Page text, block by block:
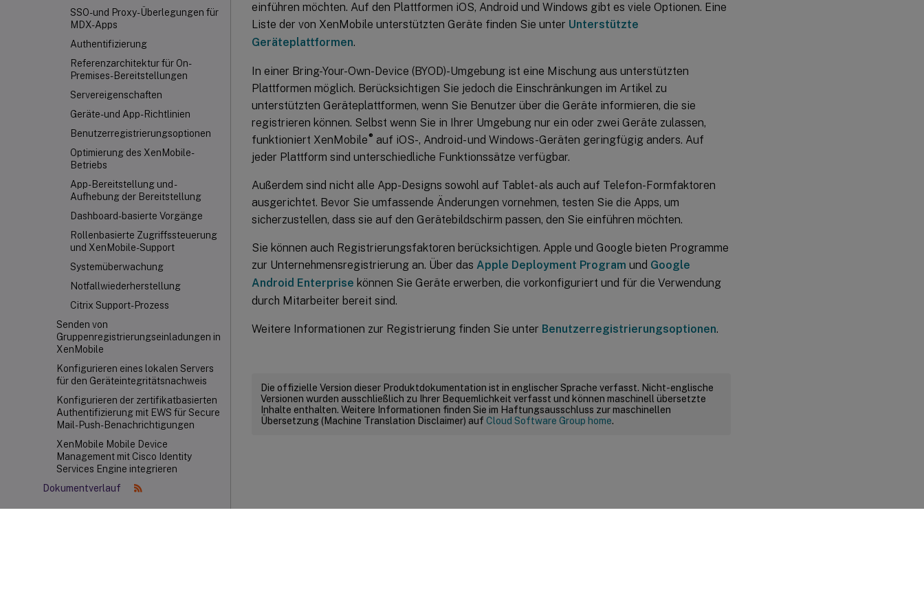
SSO- und Proxy-Überlegungen für
MDX-Apps
Authentifizierung
Referenzarchitektur für On-
Premises-Bereitstellungen
Servereigenschaften
Geräte- und App-Richtlinien
Benutzerregistrierungsoptionen
Optimierung des XenMobile-
Betriebs
App-Bereitstellung und -
Aufhebung der Bereitstellung
Dashboard-basierte Vorgänge
Rollenbasierte Zugriffssteuerung
und XenMobile-Support
Systemüberwachung
Notfallwiederherstellung
Citrix Support-Prozess
Senden von
Gruppenregistrierungseinladungen in
XenMobile
Konfigurieren eines lokalen Servers
für den Geräteintegritätsnachweis
Konfigurieren der zertifikatbasierten
Authentifizierung mit EWS für Secure
Mail-Push-Benachrichtigungen
XenMobile Mobile Device
Management mit Cisco Identity
Services Engine integrieren
Dokumentverlauf
einführen möchten. Auf den Plattformen iOS, Android und Windows gibt es viele Optionen. Eine
Liste der von XenMobile unterstützten Geräte finden Sie unter Unterstützte
Geräteplattformen.
In einer Bring-Your-Own-Device (BYOD)-Umgebung ist eine Mischung aus unterstützten
Plattformen möglich. Berücksichtigen Sie jedoch die Einschränkungen im Artikel zu
unterstützten Geräteplattformen, wenn Sie Benutzer über die Geräte informieren, die sie
registrieren können. Selbst wenn Sie in Ihrer Umgebung nur ein oder zwei Geräte zulassen,
funktioniert XenMobile® auf iOS-, Android- und Windows-Geräten geringfügig anders. Auf
jeder Plattform sind unterschiedliche Funktionssätze verfügbar.
Außerdem sind nicht alle App-Designs sowohl auf Tablet- als auch auf Telefon-Formfaktoren
ausgerichtet. Bevor Sie umfassende Änderungen vornehmen, testen Sie die Apps, um
sicherzustellen, dass sie auf den Gerätebildschirm passen, den Sie einführen möchten.
Sie können auch Registrierungsfaktoren berücksichtigen. Apple und Google bieten Programme
zur Unternehmensregistrierung an. Über das Apple Deployment Program und Google
Android Enterprise können Sie Geräte erwerben, die vorkonfiguriert und für die Verwendung
durch Mitarbeiter bereit sind.
Weitere Informationen zur Registrierung finden Sie unter Benutzerregistrierungsoptionen.
Die offizielle Version dieser Produktdokumentation ist in englischer Sprache verfasst. Nicht-englische
Versionen wurden ausschließlich zu Ihrer Bequemlichkeit verfasst und können maschinell übersetzte
Inhalte enthalten. Weitere Informationen finden Sie im Haftungsausschluss zur maschinellen
Übersetzung (Machine Translation Disclaimer) auf Cloud Software Group home.